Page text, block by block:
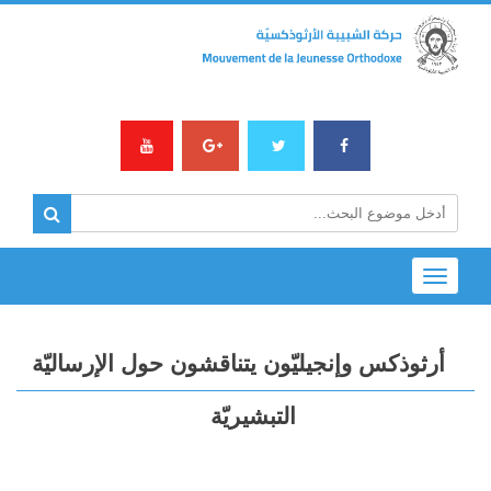
Toggle
navigation
أرثوذكس وإنجيليّون يتناقشون حول الإرساليّة
التبشيريّة